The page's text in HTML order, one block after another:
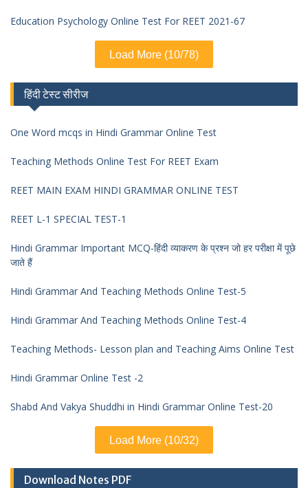
Education Psychology Online Test For REET 2021-67
Load More (10/78)
हिंदी टेस्ट सीरीज
One Word mcqs in Hindi Grammar Online Test
Teaching Methods Online Test For REET Exam
REET MAIN EXAM HINDI GRAMMAR ONLINE TEST
REET L-1 SPECIAL TEST-1
Hindi Grammar Important MCQ-हिंदी व्याकरण के प्रश्न जो हर परीक्षा में पूछे
जाते हैं
Hindi Grammar And Teaching Methods Online Test-5
Hindi Grammar And Teaching Methods Online Test-4
Teaching Methods- Lesson plan and Teaching Aims Online Test
Hindi Grammar Online Test -2
Shabd And Vakya Shuddhi in Hindi Grammar Online Test-20
Load More (10/32)
Download Notes PDF